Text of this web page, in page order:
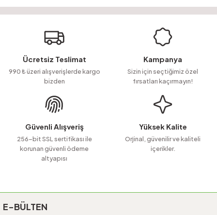
Soru Sor
Görüş ve önerileriniz için teşekkür ederiz.
Ürün resmi kalitesiz, bozuk veya görüntülenemiyor.
Ürün açıklamasında eksik bilgiler bulunuyor.
Ürün bilgilerinde hatalar bulunuyor.
Ürün fiyatı diğer sitelerden daha pahalı.
Bu ürüne benzer farklı alternatifler olmalı.
Ücretsiz Teslimat
990 ₺ üzeri alışverişlerde kargo
bizden
Kampanya
Sizin için seçtiğimiz özel
fırsatları kaçırmayın!
Güvenli Alışveriş
256-bit SSL sertifikası ile
korunan güvenli ödeme
altyapısı
Yüksek Kalite
Orjinal, güvenilir ve kaliteli
içerikler.
E-BÜLTEN